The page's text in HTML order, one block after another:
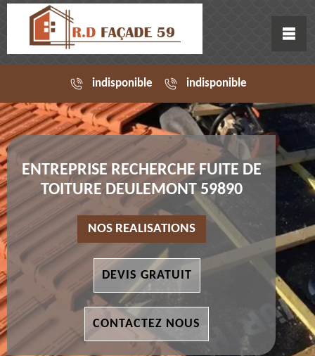
indisponible indisponible
ENTREPRISE RECHERCHE FUITE DE
TOITURE DEULEMONT 59890
NOS REALISATIONS
DEVIS GRATUIT
CONTACTEZ NOUS